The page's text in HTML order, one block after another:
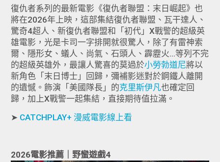
復仇者系列的最新電影《復仇者聯盟：末日崛起》也
將在2026年上映，這部集結復仇者聯盟、瓦干達人、
驚奇4超人、新復仇者聯盟和「初代」X戰警的超級英
雄電影，光是卡司一字排開就很驚人，除了有雷神索
爾、隱形女、蟻人、尚氣、石頭人、霹靂火…等列不完
的超級英雄外，最讓人驚喜的莫過於小勞勃道尼將以
新角色「末日博士」回歸，彌補影迷對於鋼鐵人離開
的遺憾。飾演「美國隊長」的克里斯伊凡也確定回
歸，加上X戰警一起集結，直接期待值拉滿。
➤ CATCHPLAY+ 漫威電影線上看
2026電影推薦｜野蠻遊戲4